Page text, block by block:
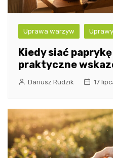
Uprawa warzyw Uprawy
Kiedy siać
praktyczne
Dariusz Rudzik 17